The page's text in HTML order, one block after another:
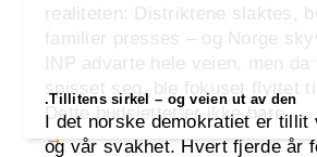
realiteten: Distriktene slaktes,
familier presses – og Norge
INP advarte hele veien, men da
spisset seg, ble fokuset flyttet
Dette budsjettet er ikke bare
.Tillitens sirkel – og veien ut av den
I det norske demokratiet er tillit
og vår svakhet. Hvert fjerde år